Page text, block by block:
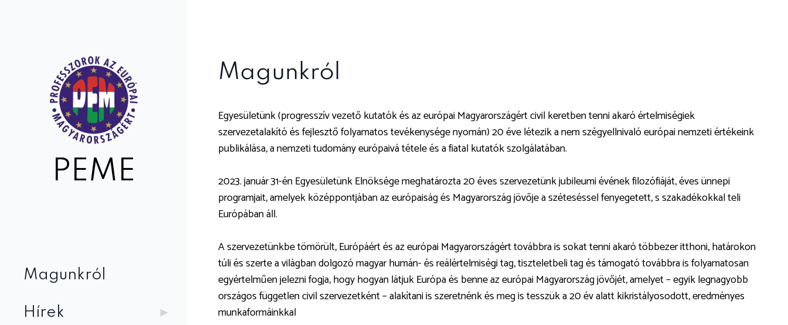
PEME
Magunkról
Hírek
Magunkról
Egyesületünk (progresszív vezető kutatók és az európai Magyarországért civil keretben tenni akaró értelmiségiek
szervezetalakító és fejlesztő folyamatos tevékenysége nyomán) 20 éve létezik a nem szégyellnivaló európai nemzeti értékeink
publikálása, a nemzeti tudomány európaivá tétele és a fiatal kutatók szolgálatában.
2023. január 31-én Egyesületünk Elnöksége meghatározta 20 éves szervezetünk jubileumi évének filozófiáját, éves ünnepi
programjait, amelyek középpontjában az európaiság és Magyarország jövője a széteséssel fenyegetett, s szakadékokkal teli
Európában áll.
A szervezetünkbe tömörült, Európáért és az európai Magyarországért továbbra is sokat tenni akaró többezer itthoni, határokon
túli és szerte a világban dolgozó magyar humán- és reálértelmiségi tag, tiszteletbeli tag és támogató továbbra is folyamatosan
egyértelműen jelezni fogja, hogy hogyan látjuk Európa és benne az európai Magyarország jövőjét, amelyet – egyik legnagyobb
országos független civil szervezetként – alakítani is szeretnénk és meg is tesszük a 20 év alatt kikristályosodott, eredményes
munkaformáinkkal